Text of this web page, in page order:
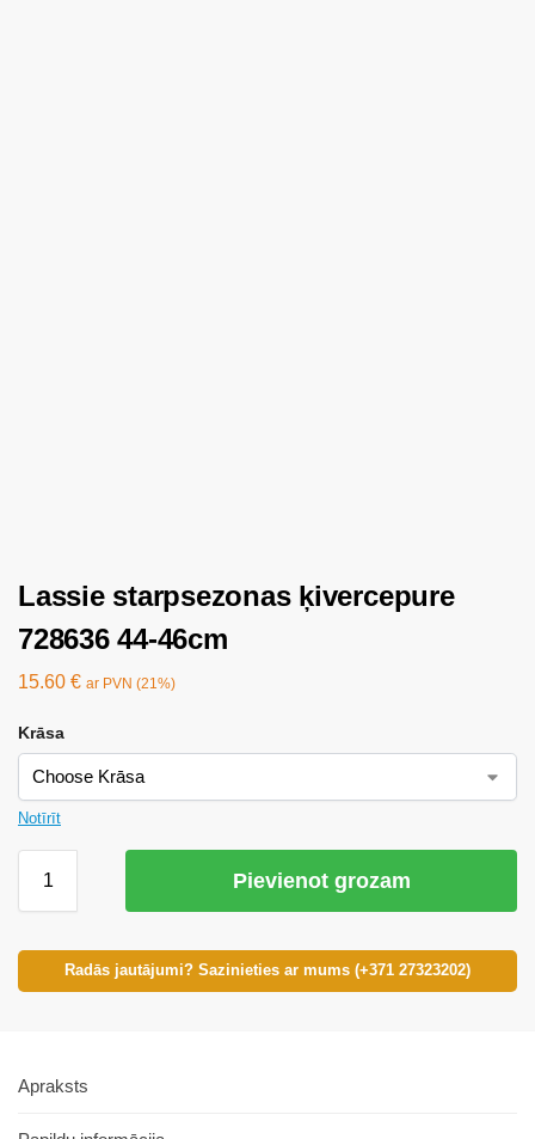
Lassie starpsezonas ķivercepure
728636 44-46cm
15.60 € ar PVN (21%)
Krāsa
Notīrīt
Pievienot grozam
Radās jautājumi? Sazinieties ar mums (+371 27323202)
Apraksts